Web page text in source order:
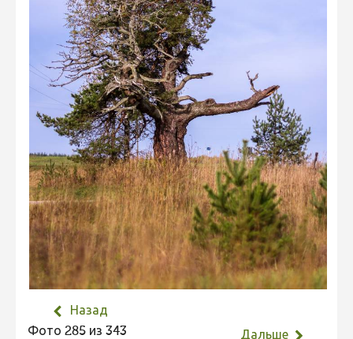
Не учитываются 2023
Видео 2023
Фотоконкурс 2022
Не учитываются 2022
Видео 2022
Фотоконкурс 2021
Видео 2021
Фотоконкурс 2020
Видео 2020
Фотоконкурс 2019
Фотоконкурс 2018
Фотоконкурс 2017
Назад
Фото 285 из 343
Дальше